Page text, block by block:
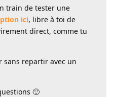
train de tester une
ici, libre à toi de
direct, comme tu
sans repartir avec un
🙂